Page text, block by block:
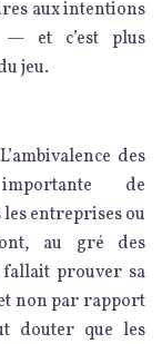
aux intentions
— et c’est plus
jeu.
L’ambivalence des
de
entreprises ou
au gré des
fallait prouver sa
non par rapport
douter que les